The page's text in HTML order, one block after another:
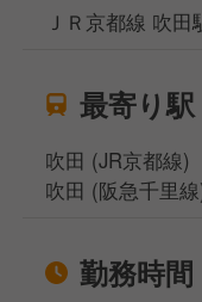
ＪＲ京都線 吹
最寄り駅
吹田 (JR京都線)
吹田 (阪急千里
勤務時間